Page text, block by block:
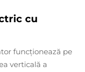
cu
funcționează pe
verticală a